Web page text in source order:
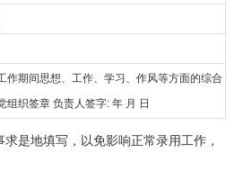
作期间思想、工作、学习、作风等方面的综合
组织签章 负责人签字: 年 月 日
地填写，以免影响正常录用工作，